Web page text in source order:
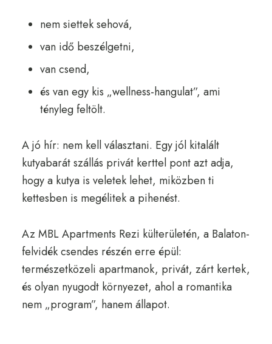
nem siettek sehová,
van idő beszélgetni,
van csend,
és van egy kis „wellness-hangulat”, ami
tényleg feltölt.
A jó hír: nem kell választani. Egy jól kitalált
kutyabarát szállás privát kerttel pont azt adja,
hogy a kutya is veletek lehet, miközben ti
kettesben is megélitek a pihenést.
Az MBL Apartments Rezi külterületén, a Balaton-
felvidék csendes részén erre épül:
természetközeli apartmanok, privát, zárt kertek,
és olyan nyugodt környezet, ahol a romantika
nem „program”, hanem állapot.